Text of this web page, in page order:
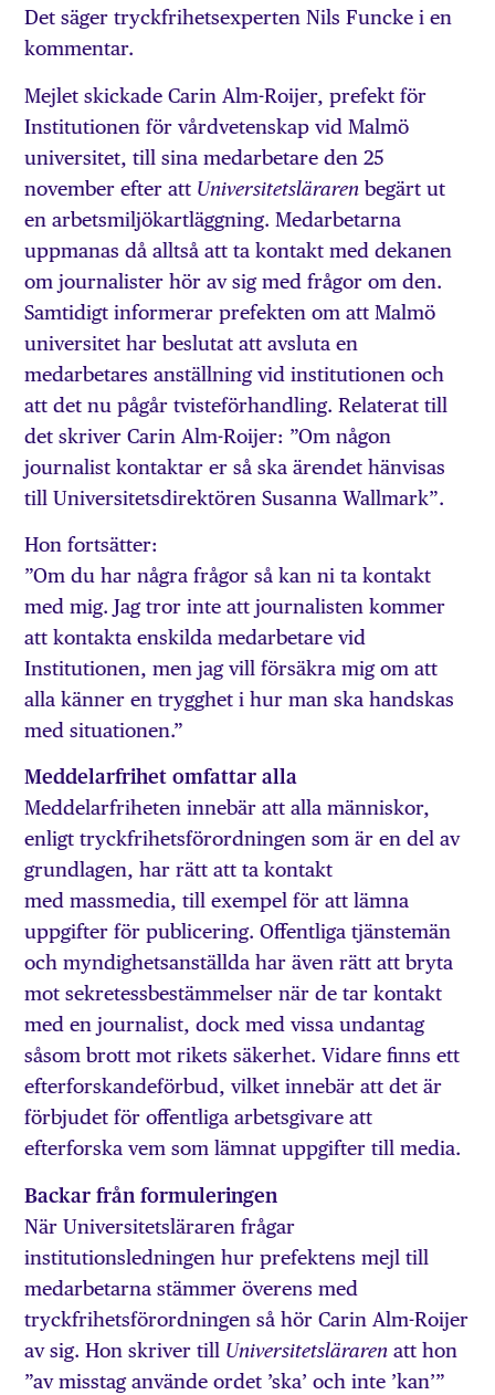
Det säger tryckfrihetsexperten Nils Funcke i en
kommentar.
Mejlet skickade Carin Alm-Roijer, prefekt för
Institutionen för vårdvetenskap vid Malmö
universitet, till sina medarbetare den 25
november efter att Universitetsläraren begärt ut
en arbetsmiljökartläggning. Medarbetarna
uppmanas då alltså att ta kontakt med dekanen
om journalister hör av sig med frågor om den.
Samtidigt informerar prefekten om att Malmö
universitet har beslutat att avsluta en
medarbetares anställning vid institutionen och
att det nu pågår tvisteförhandling. Relaterat till
det skriver Carin Alm-Roijer: ”Om någon
journalist kontaktar er så ska ärendet hänvisas
till Universitetsdirektören Susanna Wallmark”.
Hon fortsätter:
”Om du har några frågor så kan ni ta kontakt
med mig. Jag tror inte att journalisten kommer
att kontakta enskilda medarbetare vid
Institutionen, men jag vill försäkra mig om att
alla känner en trygghet i hur man ska handskas
med situationen.”
Meddelarfrihet omfattar alla
Meddelarfriheten innebär att alla människor,
enligt tryckfrihetsförordningen som är en del av
grundlagen, har rätt att ta kontakt
med massmedia, till exempel för att lämna
uppgifter för publicering. Offentliga tjänstemän
och myndighetsanställda har även rätt att bryta
mot sekretessbestämmelser när de tar kontakt
med en journalist, dock med vissa undantag
såsom brott mot rikets säkerhet. Vidare finns ett
efterforskandeförbud, vilket innebär att det är
förbjudet för offentliga arbetsgivare att
efterforska vem som lämnat uppgifter till media.
Backar från formuleringen
När Universitetsläraren frågar
institutionsledningen hur prefektens mejl till
medarbetarna stämmer överens med
tryckfrihetsförordningen så hör Carin Alm-Roijer
av sig. Hon skriver till Universitetsläraren att hon
”av misstag använde ordet ’ska’ och inte ’kan’”